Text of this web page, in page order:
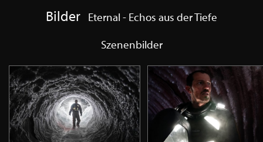
Bilder Eternal - Echos aus der Tiefe
Szenenbilder